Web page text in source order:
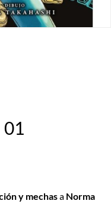
y mechasa Norma